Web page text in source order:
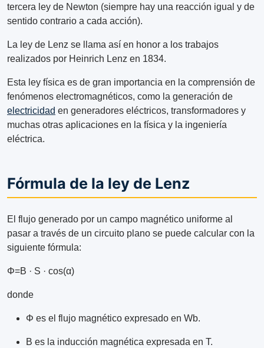
tercera ley de Newton (siempre hay una reacción igual y de
sentido contrario a cada acción).
La ley de Lenz se llama así en honor a los trabajos
realizados por Heinrich Lenz en 1834.
Esta ley física es de gran importancia en la comprensión de
fenómenos electromagnéticos, como la generación de
electricidad en generadores eléctricos, transformadores y
muchas otras aplicaciones en la física y la ingeniería
eléctrica.
Fórmula de la ley de Lenz
El flujo generado por un campo magnético uniforme al
pasar a través de un circuito plano se puede calcular con la
siguiente fórmula:
Φ=B · S · cos(α)
donde
Φ es el flujo magnético expresado en Wb.
B es la inducción magnética expresada en T.